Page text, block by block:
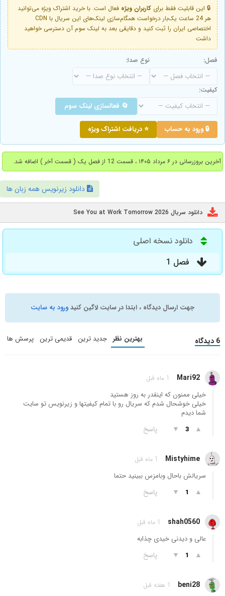
🔒 این قابلیت فقط برای کاربران ویژه فعال است. با خرید اشتراک ویژه می‌توانید
هر 24 ساعت یک‌بار درخواست همگام‌سازی لینک‌های این سریال با CDN
اختصاصی ایران را ثبت کنید و دقایقی بعد به لینک سوم آن دسترسی خواهید
داشت
فصل: نوع صدا:
کیفیت:
🔄 فعالسازی لینک سوم
🔒 ورود به حساب ⭐ دریافت اشتراک ویژه
آخرین بروزرسانی در ۶ مرداد ۱۴۰۵ ، قسمت 12 از فصل یک ( قسمت آخر ) اضافه شد.
دانلود زیرنویس همه زبان ها
دانلود سریال See You at Work Tomorrow 2026
دانلود نسخه اصلی
فصل 1
جهت ارسال دیدگاه ، ابتدا در سایت لاگین کنیدورود به سایت
6 دیدگاه بهترین نظر جدید ترین قدیمی ترین پرسش ها
Mari92 1 ماه قبل
خیلی ممنون که اینقدر به روز هستید
خیلی خوشحال شدم که سریال رو با تمام کیفیتها و زیرنویس تو سایت
شما دیدم
▲
3
▼ پاسخ
Mistyhime 1 ماه قبل
سریالش باحال وبامزس ببینید حتما
▲
1
▼ پاسخ
shah0560 1 ماه قبل
عالی و دیدنی خیدی چذابه
▲
1
▼ پاسخ
beni28 1 هفته قبل